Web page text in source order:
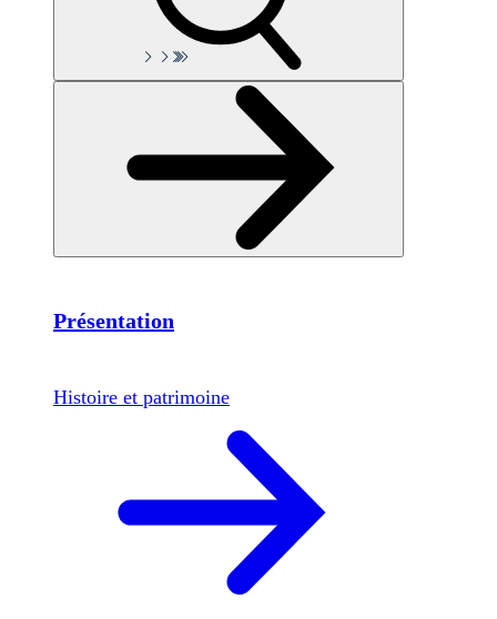
Présentation
Histoire et patrimoine